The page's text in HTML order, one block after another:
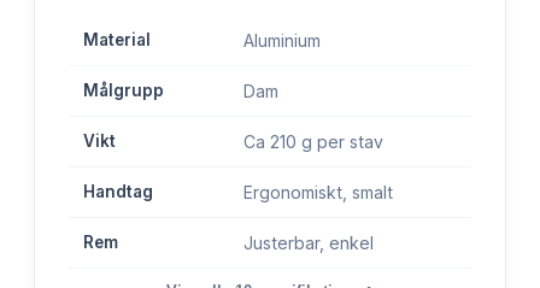
Material Aluminium
Målgrupp Dam
Vikt Ca 210 g per stav
Handtag Ergonomiskt, smalt
Rem Justerbar, enkel